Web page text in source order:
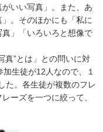
いい写真」。また、あ
。そのほかにも「私に
」「いろいろと想像で
真”とは」との問いに対
生徒が12人なので、１
た。各生徒が複数のフレ
ーズを一つに絞って、